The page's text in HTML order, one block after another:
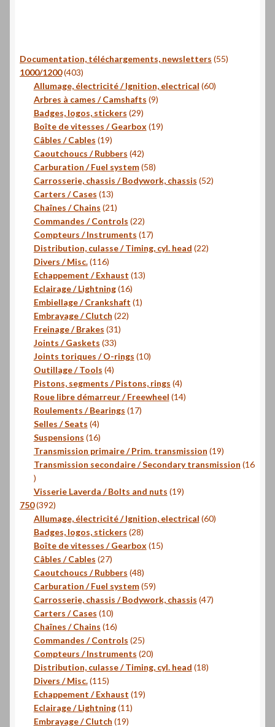
Documentation, téléchargements, newsletters 5555
1000/1200 403403
produits
Allumage, électricité / Ignition, electrical 6060
Arbres à cames / Camshafts 99
Badges, logos, stickers 2929
produits
Boîte de vitesses / Gearbox 1919
Câbles / Cables 1919
produits
Caoutchoucs / Rubbers 4242
produits
Carburation / Fuel system 5858
produits
Carrosserie, chassis / Bodywork, chassis 5252
Carters / Cases 1313
produits
Chaînes / Chains 2121
produits
Commandes / Controls 2222
produits
Compteurs / Instruments 1717
produits
Distribution, culasse / Timing, cyl. head 2222
Divers / Misc. 116116
produits
Echappement / Exhaust 1313
Eclairage / Lightning 1616
produits
Embiellage / Crankshaft 11
Embrayage / Clutch 2222
Freinage / Brakes 3131
Joints / Gaskets 3333
produits
Joints toriques / O-rings 1010
Outillage / Tools 44
produits
Pistons, segments / Pistons, rings 44
produits
Roue libre démarreur / Freewheel 1414
Roulements / Bearings 1717
Selles / Seats 44
produits
Suspensions 1616
produits
Transmission primaire / Prim. transmission 1919
produits
Transmission secondaire / Secondary transmission 16
16
produits
Visserie Laverda / Bolts and nuts 1919
750 392392
produits
Allumage, électricité / Ignition, electrical 6060
Badges, logos, stickers 2828
produits
Boîte de vitesses / Gearbox 1515
Câbles / Cables 2727
produits
Caoutchoucs / Rubbers 4848
produits
Carburation / Fuel system 5959
produits
Carrosserie, chassis / Bodywork, chassis 4747
Carters / Cases 1010
produits
Chaînes / Chains 1616
produits
Commandes / Controls 2525
produits
Compteurs / Instruments 2020
produits
Distribution, culasse / Timing, cyl. head 1818
Divers / Misc. 115115
produits
Echappement / Exhaust 1919
Eclairage / Lightning 1111
Embrayage / Clutch 1919